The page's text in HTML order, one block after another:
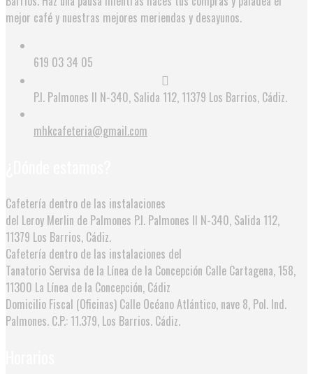
mejor café y nuestras mejores meriendas y desayunos.
619 03 34 05
P.I. Palmones II N-340, Salida 112, 11379 Los Barrios, Cádiz.
mhkcafeteria@gmail.com
Cafetería dentro de las instalaciones
del Leroy Merlin de Palmones P.I. Palmones II N-340, Salida 112,
11379 Los Barrios, Cádiz.
Cafetería dentro de las instalaciones del
Tanatorio Servisa de la Línea de la Concepción Calle Cartagena, 158,
11300 La Línea de la Concepción, Cádiz
Domicilio Fiscal (Oficinas) Calle Océano Atlántico, nave 8, Pol. Ind.
Palmones. C.P.: 11.379, Los Barrios. Cádiz.